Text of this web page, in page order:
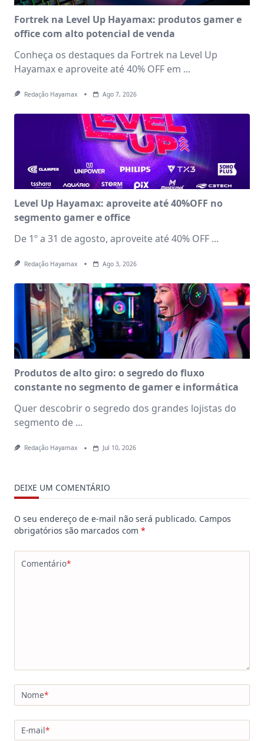
Fortrek na Level Up Hayamax: produtos gamer e
office com alto potencial de venda
Conheça os destaques da Fortrek na Level Up
Hayamax e aproveite até 40% OFF em ...
Redação Hayamax Ago 7, 2026
Level Up Hayamax: aproveite até 40%OFF no
segmento gamer e office
De 1º a 31 de agosto, aproveite até 40% OFF ...
Redação Hayamax Ago 3, 2026
Produtos de alto giro: o segredo do fluxo
constante no segmento de gamer e informática
Quer descobrir o segredo dos grandes lojistas do
segmento de ...
Redação Hayamax Jul 10, 2026
DEIXE UM COMENTÁRIO
O seu endereço de e-mail não será publicado. Campos
obrigatórios são marcados com *
Comentário*
Nome*
E-mail*